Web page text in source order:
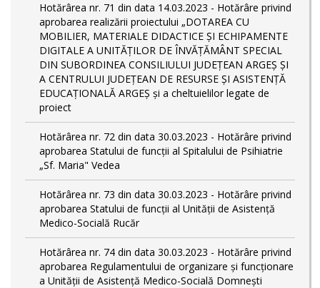
Hotărârea nr. 71 din data 14.03.2023 - Hotărâre privind
aprobarea realizării proiectului „DOTAREA CU
MOBILIER, MATERIALE DIDACTICE ȘI ECHIPAMENTE
DIGITALE A UNITĂȚILOR DE ÎNVĂȚĂMÂNT SPECIAL
DIN SUBORDINEA CONSILIULUI JUDEȚEAN ARGEȘ ȘI
A CENTRULUI JUDEȚEAN DE RESURSE ȘI ASISTENȚĂ
EDUCAȚIONALĂ ARGEȘ și a cheltuielilor legate de
proiect
Hotărârea nr. 72 din data 30.03.2023 - Hotărâre privind
aprobarea Statului de funcţii al Spitalului de Psihiatrie
„Sf. Maria" Vedea
Hotărârea nr. 73 din data 30.03.2023 - Hotărâre privind
aprobarea Statului de funcții al Unității de Asistență
Medico-Socială Rucăr
Hotărârea nr. 74 din data 30.03.2023 - Hotărâre privind
aprobarea Regulamentului de organizare și funcționare
a Unității de Asistență Medico-Socială Domnești